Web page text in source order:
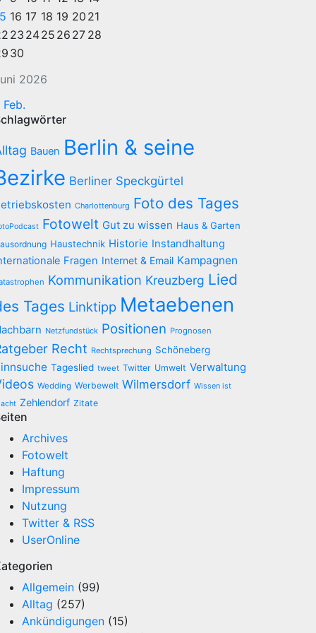
2026
16 17 18 19 20 21
23 2425 26 27 28
30
Feb.
Bauen Berlin & seine
Berliner Speckgürtel
Charlottenburg Foto des Tages
Fotowelt Gut zu wissen Haus & Garten
Haustechnik Historie Instandhaltung
Fragen Internet & Email Kampagnen
Kommunikation Kreuzberg Lied
Tages Linktipp Metaebenen
Netzfundstück Positionen Prognosen
Recht Rechtsprechung Schöneberg
Tageslied tweet Twitter Umwelt Verwaltung
Wedding Werbewelt Wilmersdorf Wissen ist
Zehlendorf Zitate
Archives
Fotowelt
Haftung
Impressum
Nutzung
Twitter & RSS
UserOnline
Allgemein (99)
Alltag (257)
Ankündigungen (15)